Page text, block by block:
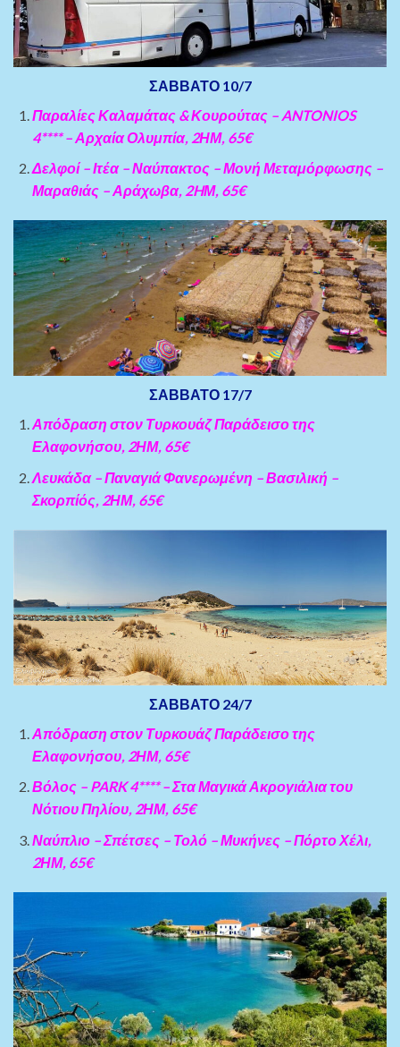
ΣΑΒΒΑΤΟ 10/7
Παραλίες Καλαμάτας & Κουρούτας – ANTONIOS
4**** – Αρχαία Ολυμπία, 2ΗΜ, 65€
Δελφοί – Ιτέα – Ναύπακτος – Μονή Μεταμόρφωσης –
Μαραθιάς – Αράχωβα, 2HΜ, 65€
ΣΑΒΒΑΤΟ 17/7
Απόδραση στον Τυρκουάζ Παράδεισο της
Ελαφονήσου, 2ΗΜ, 65€
Λευκάδα – Παναγιά Φανερωμένη – Βασιλική –
Σκορπίός, 2ΗΜ, 65€
ΣΑΒΒΑΤΟ 24/7
Απόδραση στον Τυρκουάζ Παράδεισο της
Ελαφονήσου, 2ΗΜ, 65€
Βόλος – PARK 4**** – Στα Μαγικά Ακρογιάλια του
Νότιου Πηλίου, 2ΗΜ, 65€
Ναύπλιο – Σπέτσες – Τολό – Μυκήνες – Πόρτο Χέλι,
2ΗΜ, 65€